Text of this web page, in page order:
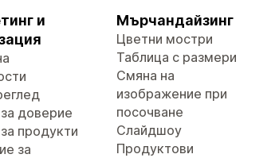
и
доверие
продукти
за
Мърчандайзинг
Цветни мостри
Таблица с размери
Смяна на
изображение при
посочване
Слайдшоу
Продуктови